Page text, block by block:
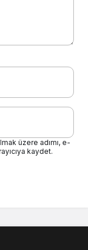
üzere adımı, e-
kaydet.